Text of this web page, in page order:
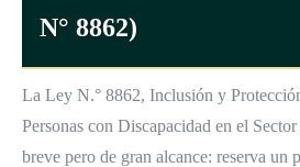
N° 8862)
La Ley N.° 8862, Inclusión y
Personas con Discapacidad en el
breve pero de gran alcance: reserva un